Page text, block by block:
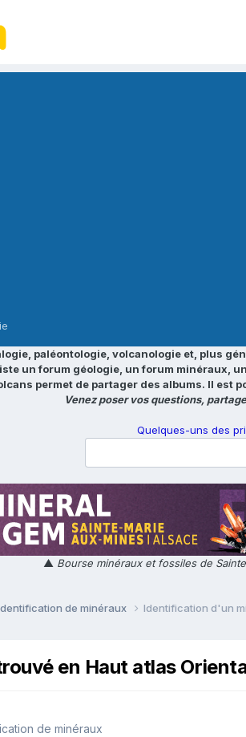
paléontologie, volcanologie et, plus
un forum géologie, un forum minéraux,
permet de partager des albums. Il est
Venez poser vos questions,
Quelques-uns des
▲ Bourse minéraux et fossiles de
de minéraux Identification d'un
en Haut atlas
de minéraux